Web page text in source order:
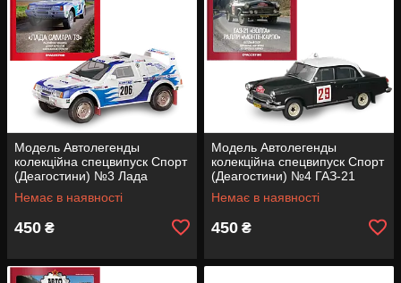
Модель Автолегенды
колекційна спецвипуск Спорт
(Деагостини) №3 Лада
Самара Т3 в масштабі 1:43
Немає в наявності
450 ₴
Модель Автолегенды
колекційна спецвипуск Спорт
(Деагостини) №4 ГАЗ-21
Волга ралі Монте-Карло
(1:43)
Немає в наявності
450 ₴